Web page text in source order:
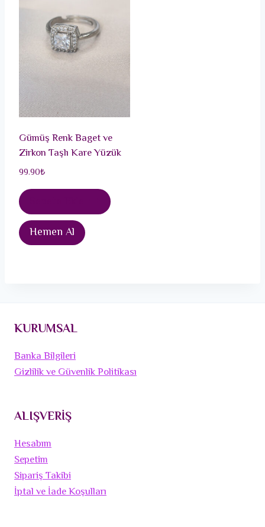
Gümüş Renk Baget ve
Zirkon Taşlı Kare Yüzük
99.90₺
Hemen Al
KURUMSAL
Banka Bilgileri
Gizlilik ve Güvenlik Politikası
ALIŞVERİŞ
Hesabım
Sepetim
Sipariş Takibi
İptal ve İade Koşulları